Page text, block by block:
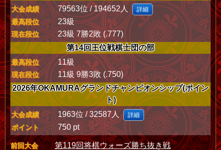
大会成績 79563位 / 194652人 詳細
最高段位 23級
現在段位
23級 7勝2敗 (.777)
第14回王位戦棋士団の部
最高段位 11級
現在段位
11級 9勝3敗 (.750)
2026年OKAMURAグランドチャンピオンシップ(ポイン
ト)
大会成績 1963位 / 32587人 詳細
ポイント 750 pt
前回大会
第119回将棋ウォーズ勝ち抜き戦